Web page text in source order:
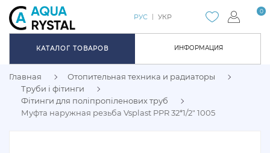
ИНФОРМАЦИЯ
0
РУС УКР
КАТАЛОГ ТОВАРОВ
Главная
Отопительная техника и радиаторы
Труби і фітинги
Фітинги для поліпропіленових труб
Муфта наружная резьба Vsplast PPR 32*1/2″ 1005